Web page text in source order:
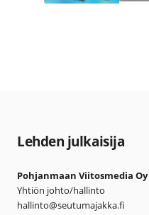
Lehden julkaisija
Pohjanmaan Viitosmedia Oy
Yhtiön johto/hallinto
hallinto@seutumajakka.fi